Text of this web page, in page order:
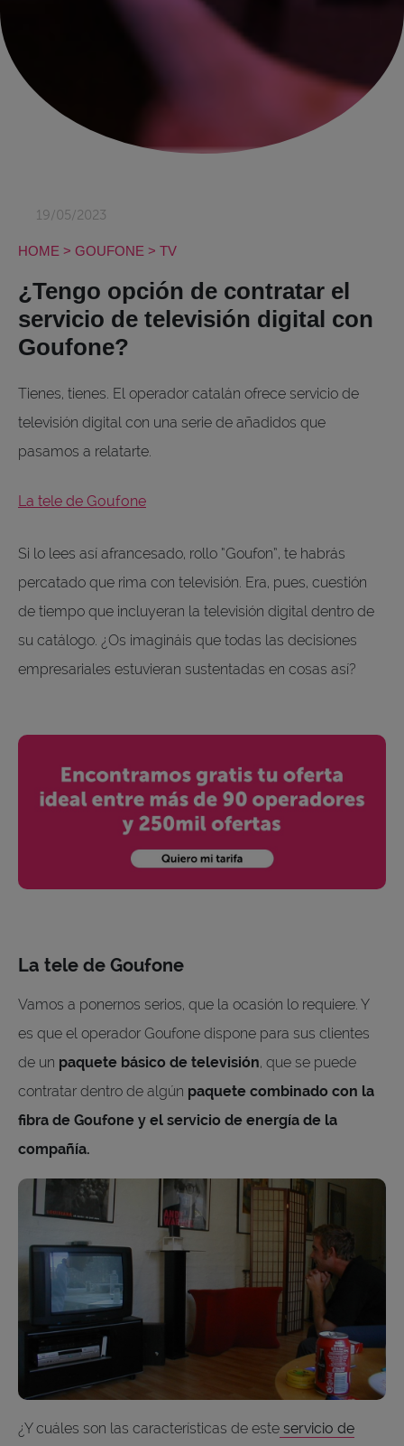
19/05/2023
HOME > GOUFONE > TV
¿Tengo opción de contratar el
servicio de televisión digital con
Goufone?
Tienes, tienes. El operador catalán ofrece servicio de
televisión digital con una serie de añadidos que
pasamos a relatarte.
La tele de Goufone
Si lo lees así afrancesado, rollo “Goufon”, te habrás
percatado que rima con televisión. Era, pues, cuestión
de tiempo que incluyeran la televisión digital dentro de
su catálogo. ¿Os imagináis que todas las decisiones
empresariales estuvieran sustentadas en cosas así?
La tele de Goufone
Vamos a ponernos serios, que la ocasión lo requiere. Y
es que el operador Goufone dispone para sus clientes
de un paquete básico de televisión, que se puede
contratar dentro de algún paquete combinado con la
fibra de Goufone y el servicio de energía de la
compañía.
¿Y cuáles son las características de este servicio de